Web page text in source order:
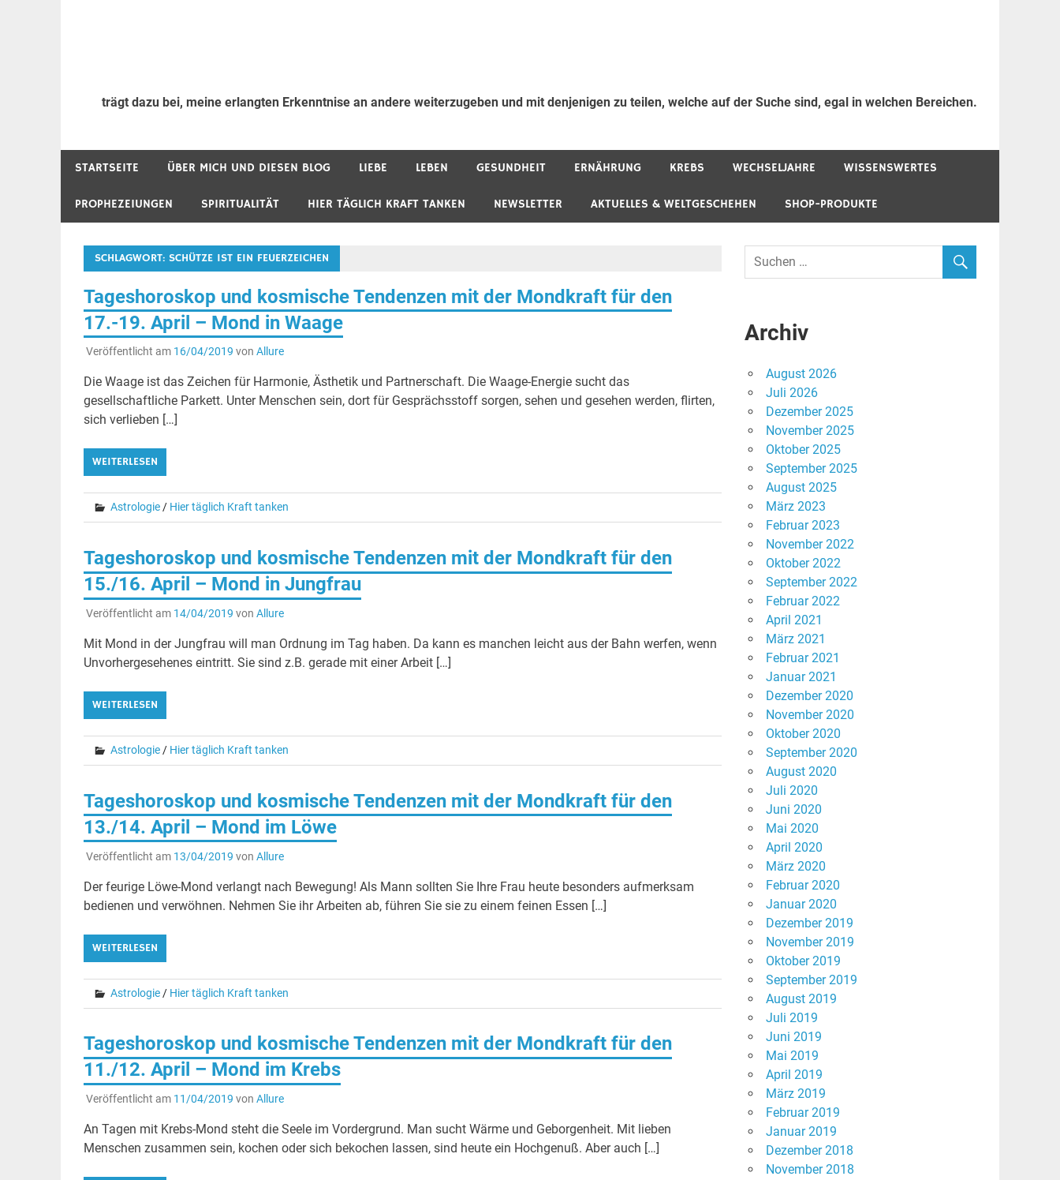
trägt dazu bei, meine erlangten Erkenntnise an andere weiterzugeben und mit denjenigen zu teilen, welche auf der Suche sind, egal in welchen Bereichen.
STARTSEITE ÜBER MICH UND DIESEN BLOG LIEBE LEBEN GESUNDHEIT ERNÄHRUNG KREBS WECHSELJAHRE WISSENSWERTES
PROPHEZEIUNGEN SPIRITUALITÄT HIER TÄGLICH KRAFT TANKEN NEWSLETTER AKTUELLES & WELTGESCHEHEN SHOP-PRODUKTE
SCHLAGWORT: SCHÜTZE IST EIN FEUERZEICHEN
Tageshoroskop und kosmische Tendenzen mit der Mondkraft für den
17.-19. April – Mond in Waage
Veröffentlicht am 16/04/2019 von Allure
Die Waage ist das Zeichen für Harmonie, Ästhetik und Partnerschaft. Die Waage-Energie sucht das
gesellschaftliche Parkett. Unter Menschen sein, dort für Gesprächsstoff sorgen, sehen und gesehen werden, flirten,
sich verlieben […]
WEITERLESEN
Astrologie/ Hier täglich Kraft tanken
Tageshoroskop und kosmische Tendenzen mit der Mondkraft für den
15./16. April – Mond in Jungfrau
Veröffentlicht am 14/04/2019 von Allure
Mit Mond in der Jungfrau will man Ordnung im Tag haben. Da kann es manchen leicht aus der Bahn werfen, wenn
Unvorhergesehenes eintritt. Sie sind z.B. gerade mit einer Arbeit […]
WEITERLESEN
Astrologie/ Hier täglich Kraft tanken
Tageshoroskop und kosmische Tendenzen mit der Mondkraft für den
13./14. April – Mond im Löwe
Veröffentlicht am 13/04/2019 von Allure
Der feurige Löwe-Mond verlangt nach Bewegung! Als Mann sollten Sie Ihre Frau heute besonders aufmerksam
bedienen und verwöhnen. Nehmen Sie ihr Arbeiten ab, führen Sie sie zu einem feinen Essen […]
WEITERLESEN
Astrologie/ Hier täglich Kraft tanken
Tageshoroskop und kosmische Tendenzen mit der Mondkraft für den
11./12. April – Mond im Krebs
Veröffentlicht am 11/04/2019 von Allure
An Tagen mit Krebs-Mond steht die Seele im Vordergrund. Man sucht Wärme und Geborgenheit. Mit lieben
Menschen zusammen sein, kochen oder sich bekochen lassen, sind heute ein Hochgenuß. Aber auch […]
Archiv
August 2026
Juli 2026
Dezember 2025
November 2025
Oktober 2025
September 2025
August 2025
März 2023
Februar 2023
November 2022
Oktober 2022
September 2022
Februar 2022
April 2021
März 2021
Februar 2021
Januar 2021
Dezember 2020
November 2020
Oktober 2020
September 2020
August 2020
Juli 2020
Juni 2020
Mai 2020
April 2020
März 2020
Februar 2020
Januar 2020
Dezember 2019
November 2019
Oktober 2019
September 2019
August 2019
Juli 2019
Juni 2019
Mai 2019
April 2019
März 2019
Februar 2019
Januar 2019
Dezember 2018
November 2018